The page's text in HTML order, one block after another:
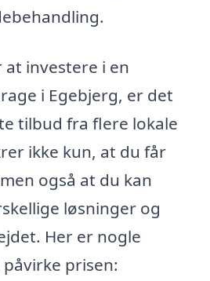
investere i en
i Egebjerg, er det
tilbud fra flere lokale
ikke kun, at du får
også at du kan
løsninger og
Her er nogle
prisen: